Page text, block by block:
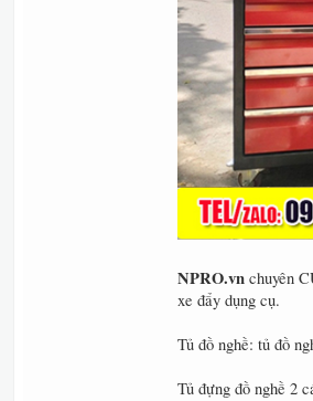
NPRO.vn chuyên
xe đẩy dụng cụ.
Tủ đồ nghề: tủ đồ
Tủ đựng đồ nghề 2